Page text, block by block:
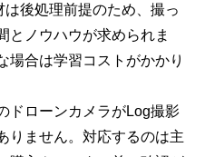
は後処理前提のため、撮っ
とノウハウが求められま
場合は学習コストがかかり
ドローンカメラがLog撮影
りません。対応するのは主